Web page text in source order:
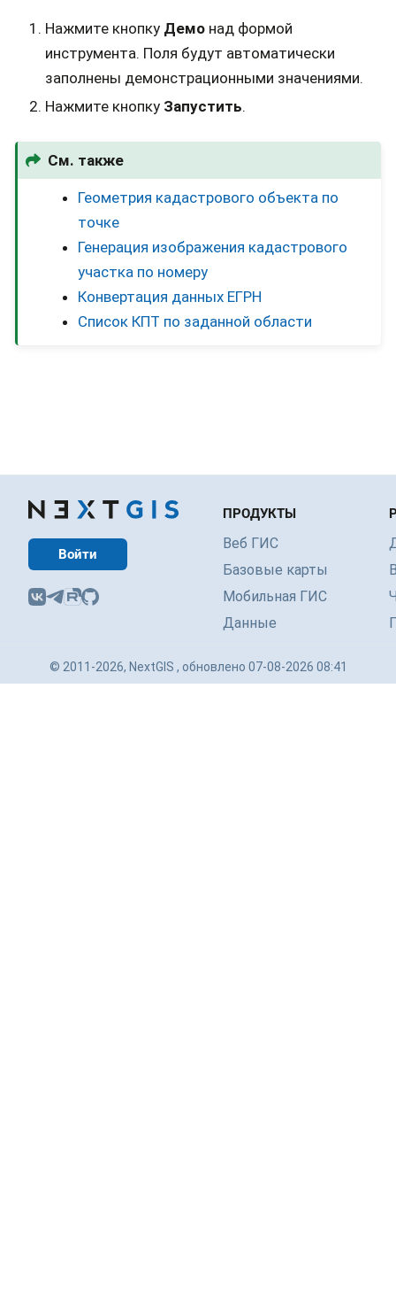
Нажмите кнопку Демо над формой
инструмента. Поля будут автоматически
заполнены демонстрационными значениями.
Нажмите кнопку Запустить.
См. также
Геометрия кадастрового объекта по
точке
Генерация изображения кадастрового
участка по номеру
Конвертация данных ЕГРН
Список КПТ по заданной области
Войти
ПРОДУКТЫ
Веб ГИС
Базовые карты
Мобильная ГИС
Данные
© 2011-2026, NextGIS , обновлено 07-08-2026 08:41